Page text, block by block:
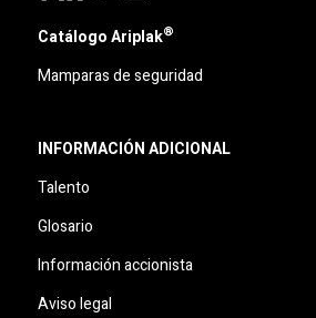
Catálogo Ariplak®
Mamparas de seguridad
INFORMACIÓN ADICIONAL
Talento
Glosario
Información accionista
Aviso legal